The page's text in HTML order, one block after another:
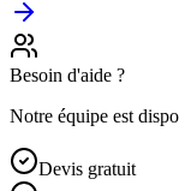
Besoin d'aide ?
Notre équipe est
Devis gratuit